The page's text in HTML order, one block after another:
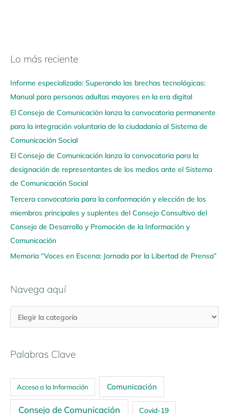
Lo más reciente
Informe especializado: Superando las brechas tecnológicas:
Manual para personas adultas mayores en la era digital
El Consejo de Comunicación lanza la convocatoria permanente
para la integración voluntaria de la ciudadanía al Sistema de
Comunicación Social
El Consejo de Comunicación lanza la convocatoria para la
designación de representantes de los medios ante el Sistema
de Comunicación Social
Tercera convocatoria para la conformación y elección de los
miembros principales y suplentes del Consejo Consultivo del
Consejo de Desarrollo y Promoción de la Información y
Comunicación
Memoria “Voces en Escena: Jornada por la Libertad de Prensa”
Navega aquí
N
v
e
g
a
a
q
u
í
Palabras Clave
Acceso a la Información Comunicación
Consejo de Comunicación Covid-19